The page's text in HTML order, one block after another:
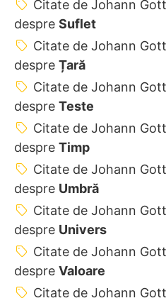
Citate de Johann
despre Suflet
Citate de Johann
despre Țară
Citate de Johann
despre Teste
Citate de Johann
despre Timp
Citate de Johann
despre Umbră
Citate de Johann
despre Univers
Citate de Johann
despre Valoare
Citate de Johann